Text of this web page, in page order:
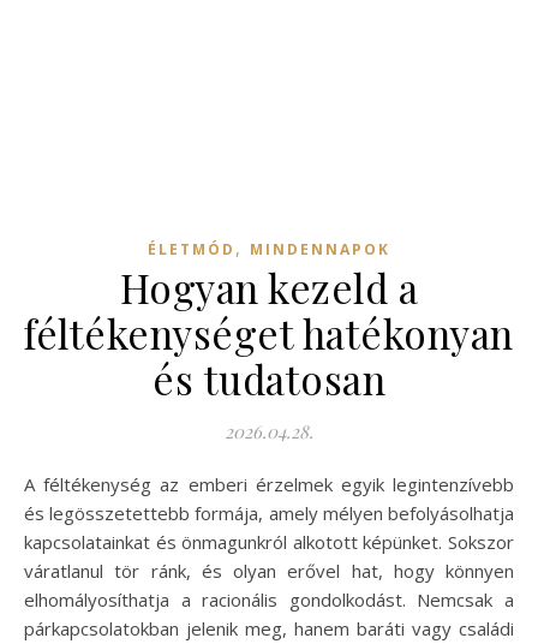
ÉLETMÓD , MINDENNAPOK
Hogyan kezeld a
féltékenységet hatékonyan
és tudatosan
2026.04.28.
A féltékenység az emberi érzelmek egyik legintenzívebb
és legösszetettebb formája, amely mélyen befolyásolhatja
kapcsolatainkat és önmagunkról alkotott képünket. Sokszor
váratlanul tör ránk, és olyan erővel hat, hogy könnyen
elhomályosíthatja a racionális gondolkodást. Nemcsak a
párkapcsolatokban jelenik meg, hanem baráti vagy családi